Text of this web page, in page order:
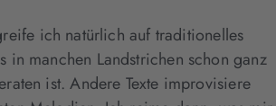
ich natürlich auf traditionelles
in manchen Landstrichen schon ganz
ist. Andere Texte improvisiere